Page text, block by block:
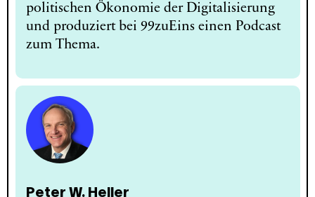
politischen Ökonomie der Digitalisierung
und produziert bei 99zuEins einen Podcast
zum Thema.
Peter W. Heller